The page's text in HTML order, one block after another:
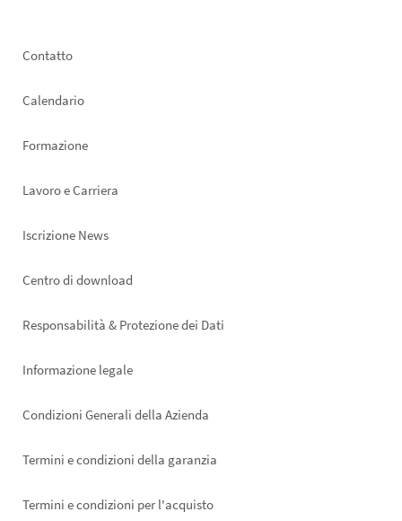
Footer
Contatto
Calendario
Formazione
Lavoro e Carriera
Iscrizione News
Footer
Centro di download
Responsabilità & Protezione dei Dati
Informazione legale
Condizioni Generali della Azienda
Termini e condizioni della garanzia
Termini e condizioni per l'acquisto